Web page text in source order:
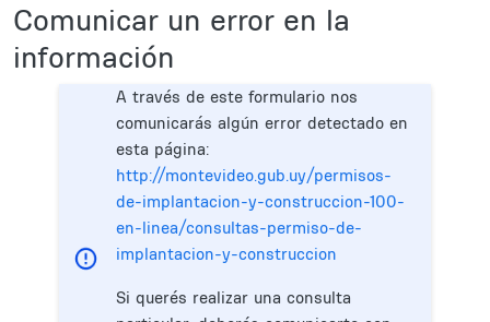
Comunicar un error en la
información
A través de este formulario nos
comunicarás algún error detectado en
esta página:
http://montevideo.gub.uy/permisos-
de-implantacion-y-construccion-100-
en-linea/consultas-permiso-de-
implantacion-y-construccion
Si querés realizar una consulta